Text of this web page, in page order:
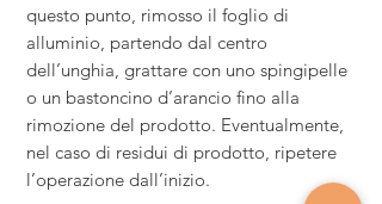
questo punto, rimosso il foglio di
alluminio, partendo dal centro
dell’unghia, grattare con uno spingipelle
o un bastoncino d’arancio fino alla
rimozione del prodotto. Eventualmente,
nel caso di residui di prodotto, ripetere
l’operazione dall’inizio.